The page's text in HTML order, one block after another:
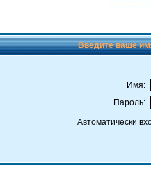
Введите ваше
Имя:
Пароль:
Автоматически